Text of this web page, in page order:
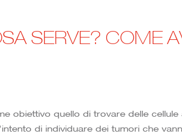
SERVE? COME
obiettivo quello di trovare delle cellule
di individuare dei tumori che